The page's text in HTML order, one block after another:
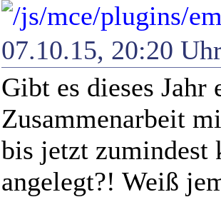
07.10.15, 20:20
Gibt es dieses
Zusammenarbeit
bis jetzt zumindest
angelegt?! Weiß